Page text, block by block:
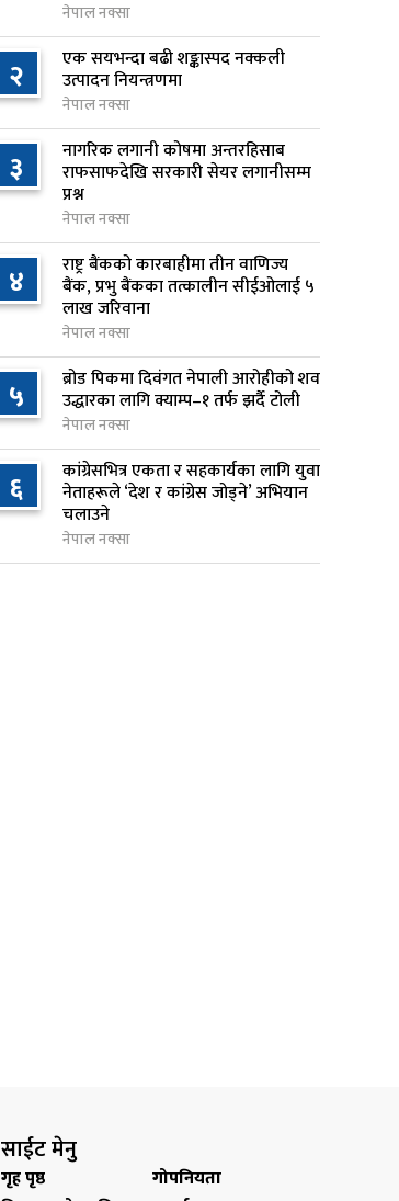
६
आज बस्ने भनिएको राष्ट्रिय सभाको
बैठक बुधबारका लागि सर्‍यो
५ घण्टा अघि
७
वीरगञ्जमा ट्यांकरको सिल खोलेर तेल
निकाल्ने सात जना रंगेहात पक्राउ
५ घण्टा अघि
८
जन्मसिद्ध नागरिकता कडा बनाउने
ट्रम्पको नयाँ प्रयास, दुई कार्यकारी
आदेश जारी
५ घण्टा अघि
९
राप्रपाको निर्णय: बागमती प्रदेश
सरकारमा सहभागी नहुने
५ घण्टा अघि
१०
२५० रुपैयाँको सामान किन्दा
कञ्चनपुरका उपभोक्ताले जिते १०
लाख
नेपाल नक्सा
२ एक सयभन्दा बढी शङ्कास्पद नक्कली
उत्पादन नियन्त्रणमा
नेपाल नक्सा
३ नागरिक लगानी कोषमा अन्तरहिसाब
राफसाफदेखि सरकारी सेयर लगानीसम्म
प्रश्न
नेपाल नक्सा
४ राष्ट्र बैंकको कारबाहीमा तीन वाणिज्य
बैंक, प्रभु बैंकका तत्कालीन सीईओलाई ५
लाख जरिवाना
नेपाल नक्सा
५ ब्रोड पिकमा दिवंगत नेपाली आरोहीको शव
उद्धारका लागि क्याम्प–१ तर्फ झर्दै टोली
नेपाल नक्सा
६ कांग्रेसभित्र एकता र सहकार्यका लागि युवा
नेताहरूले ‘देश र कांग्रेस जोड्ने’ अभियान
चलाउने
नेपाल नक्सा
साईट मेनु
गृह पृष्ठ
गोपनियता